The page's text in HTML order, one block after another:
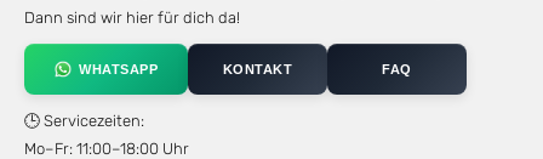
Dann sind wir hier für dich da!
WHATSAPP KONTAKT FAQ
🕒 Servicezeiten:
Mo–Fr: 11:00–18:00 Uhr